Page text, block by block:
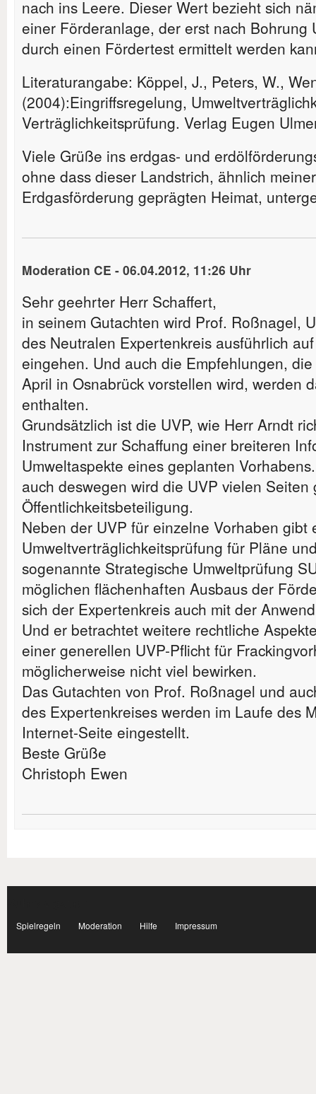
nach ins Leere. Dieser Wert bezieht sich
einer Förderanlage, der erst nach Bohrung
durch einen Fördertest ermittelt werden
Literaturangabe: Köppel, J., Peters, W.,
(2004):Eingriffsregelung,
Verträglichkeitsprüfung. Verlag Eugen
Viele Grüße ins erdgas- und
ohne dass dieser Landstrich, ähnlich
Erdgasförderung geprägten Heimat,
Moderation CE - 06.04.2012, 11:26 Uhr
Sehr geehrter Herr Schaffert,
in seinem Gutachten wird Prof. Roßnagel,
des Neutralen Expertenkreis ausführlich
eingehen. Und auch die Empfehlungen,
April in Osnabrück vorstellen wird, werden
enthalten.
Grundsätzlich ist die UVP, wie Herr Arndt
Instrument zur Schaffung einer breiteren
Umweltaspekte eines geplanten
auch deswegen wird die UVP vielen
Öffentlichkeitsbeteiligung.
Neben der UVP für einzelne Vorhaben gibt
Umweltverträglichkeitsprüfung für Pläne
sogenannte Strategische Umweltprüfung
möglichen flächenhaften Ausbaus der
sich der Expertenkreis auch mit der
Und er betrachtet weitere rechtliche
einer generellen UVP-Pflicht für
möglicherweise nicht viel bewirken.
Das Gutachten von Prof. Roßnagel und
des Expertenkreises werden im Laufe des
Internet-Seite eingestellt.
Beste Grüße
Christoph Ewen
Spielregeln Moderation Hilfe Impressum